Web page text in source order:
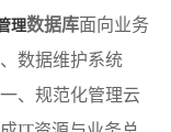
理数据库面向业务
数据维护系统
、规范化管理云